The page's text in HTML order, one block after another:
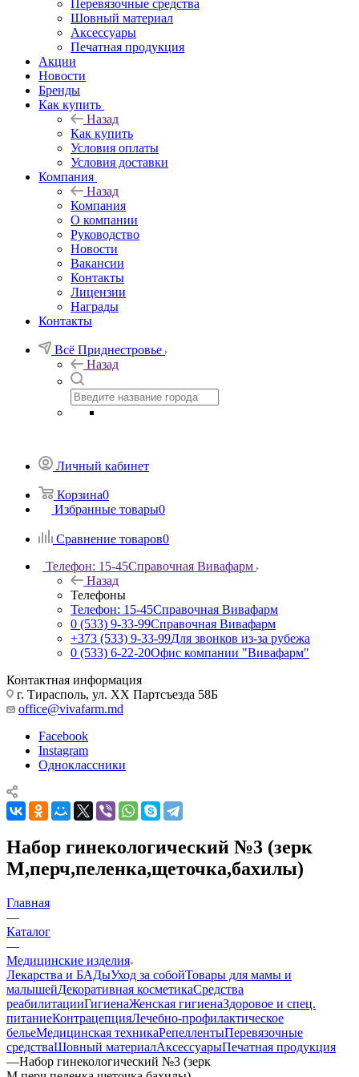
Перевязочные средства
Шовный материал
Аксессуары
Печатная продукция
Акции
Новости
Бренды
Как купить
Назад
Как купить
Условия оплаты
Условия доставки
Компания
Назад
Компания
О компании
Руководство
Новости
Вакансии
Контакты
Лицензии
Награды
Контакты
Всё Приднестровье
Назад
Личный кабинет
Корзина0
Избранные товары0
Сравнение товаров0
Телефон: 15-45Справочная Вивафарм
Назад
Телефоны
Телефон: 15-45Справочная Вивафарм
0 (533) 9-33-99Справочная Вивафарм
+373 (533) 9-33-99Для звонков из-за рубежа
0 (533) 6-22-20Офис компании "Вивафарм"
Контактная информация
г. Тирасполь, ул. ХХ Партсъезда 58Б
office@vivafarm.md
Facebook
Instagram
Одноклассники
Набор гинекологический №3 (зерк
М,перч,пеленка,щеточка,бахилы)
Главная
—
Каталог
—
Медицинские изделия
Лекарства и БАДыУход за собойТовары для мамы и
малышейДекоративная косметикаСредства
реабилитацииГигиенаЖенская гигиенаЗдоровое и спец.
питаниеКонтрацепцияЛечебно-профилактическое
бельеМедицинская техникаРепеллентыПеревязочные
средстваШовный материалАксессуарыПечатная продукция
—Набор гинекологический №3 (зерк